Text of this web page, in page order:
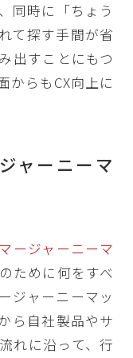
同時に「ちょう
て探す手間が省
出すことにもつ
からもCX向上に
ャーニーマ
ージャーニーマ
ために何をすべ
ジャーニーマッ
ら自社製品やサ
れに沿って、行